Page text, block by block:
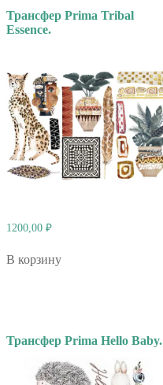
Трансфер Prima Tribal
Essence.
1200,00 ₽
В корзину
Трансфер Prima Hello Baby.